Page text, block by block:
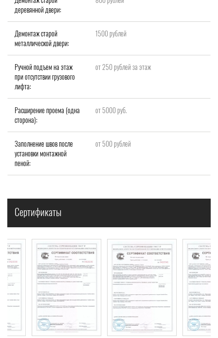
деревянной двери:
Демонтаж старой
металлической двери:
1500 рублей
Ручной подъем на этаж
при отсутствии грузового
лифта:
от 250 рублей за этаж
Расширение проема (одна
сторона):
от 5000 руб.
Заполнение швов после
установки монтажной
пеной:
от 500 рублей
Сертификаты